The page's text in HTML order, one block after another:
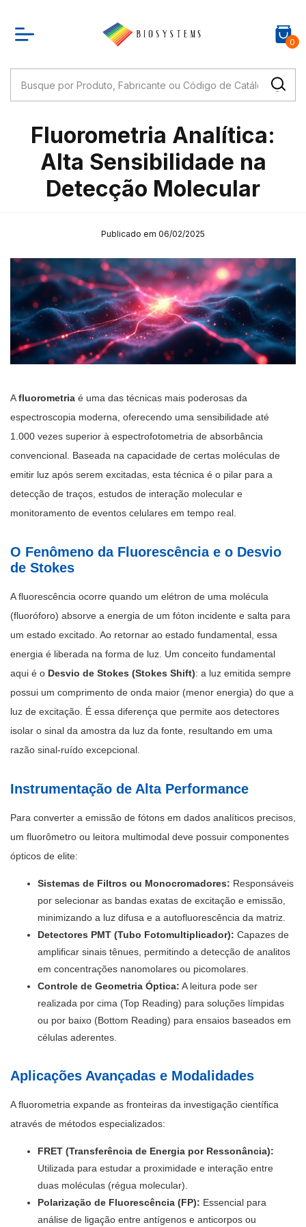
0
Fluorometria Analítica:
Alta Sensibilidade na
Detecção Molecular
Publicado em 06/02/2025
Afluorometria é uma das técnicas mais poderosas da
espectroscopia moderna, oferecendo uma sensibilidade até
1.000 vezes superior à espectrofotometria de absorbância
convencional. Baseada na capacidade de certas moléculas de
emitir luz após serem excitadas, esta técnica é o pilar para a
detecção de traços, estudos de interação molecular e
monitoramento de eventos celulares em tempo real.
O Fenômeno da Fluorescência e o Desvio
de Stokes
A fluorescência ocorre quando um elétron de uma molécula
(fluoróforo) absorve a energia de um fóton incidente e salta para
um estado excitado. Ao retornar ao estado fundamental, essa
energia é liberada na forma de luz. Um conceito fundamental
aqui é o Desvio de Stokes (Stokes Shift): a luz emitida sempre
possui um comprimento de onda maior (menor energia) do que a
luz de excitação. É essa diferença que permite aos detectores
isolar o sinal da amostra da luz da fonte, resultando em uma
razão sinal-ruído excepcional.
Instrumentação de Alta Performance
Para converter a emissão de fótons em dados analíticos precisos,
um fluorômetro ou leitora multimodal deve possuir componentes
ópticos de elite:
Sistemas de Filtros ou Monocromadores: Responsáveis
por selecionar as bandas exatas de excitação e emissão,
minimizando a luz difusa e a autofluorescência da matriz.
Detectores PMT (Tubo Fotomultiplicador): Capazes de
amplificar sinais tênues, permitindo a detecção de analitos
em concentrações nanomolares ou picomolares.
Controle de Geometria Óptica: A leitura pode ser
realizada por cima (Top Reading) para soluções límpidas
ou por baixo (Bottom Reading) para ensaios baseados em
células aderentes.
Aplicações Avançadas e Modalidades
A fluorometria expande as fronteiras da investigação científica
através de métodos especializados:
FRET (Transferência de Energia por Ressonância):
Utilizada para estudar a proximidade e interação entre
duas moléculas (régua molecular).
Polarização de Fluorescência (FP): Essencial para
análise de ligação entre antígenos e anticorpos ou